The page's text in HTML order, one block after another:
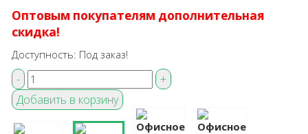
Оптовым покупателям дополнительная
скидка!
Доступность: Под заказ!